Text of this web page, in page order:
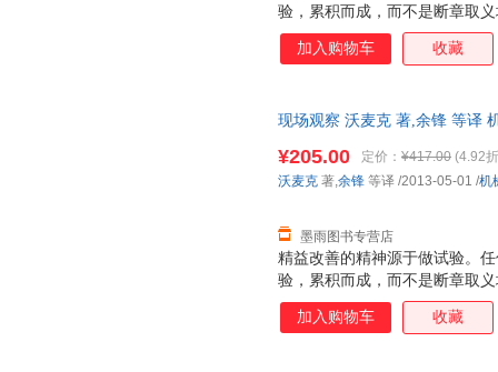
验，累积而成，而不是断章取
而是每天做试验、积累知识的
多公司，用他敏锐的观察力去
精益实践者带来鼓舞。
加入购物车 收藏
现场观察 沃麦克 著,余锋 等译
精益改善的精神源于做试验。
验，累积而成，而不是断章取
而是每天做试验、积累知识的
多公司，用他敏锐的观察力去
¥205.00 定价： ¥417.00 (4.92
墨雨图书专营店
沃麦克 著,余锋 等译 /2013-05-01 /机
加入购物车 收藏